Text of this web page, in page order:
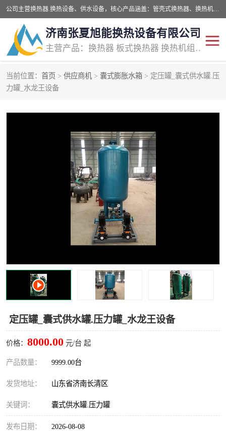
公司主营换热器.换热设备、供水设备，核心产品涵盖：管壳式换热器、换热机组、不锈钢组合式水箱、水处理设备等，提供非标设备集生产、销售、安装一体化服务，可满足全国酒店、学校、医院、商业综合体、工业项目等多场景换热与供水需求。
济南张夏旭能换热设备有限公司
主营产品：换热器 板式换热器 换热机组 供水设备 水处理设备
当前位置： 首页 > 供应商机 > 囊式膨胀水箱 > 定压罐_囊式供水罐.压
力罐_水龙王设备
定压罐_囊式供水罐.压力罐_水龙王设备
价格： 8000.00 元/台 起
产品数量： 9999.00台
发货地址： 山东省济南长清区
关键词： 囊式供水罐.压力罐
发布日期： 2026-08-08
管壳式换热器
汽水换热机组 板式换热设备
定压补水装置
水处理器设备
锅炉辅机设备